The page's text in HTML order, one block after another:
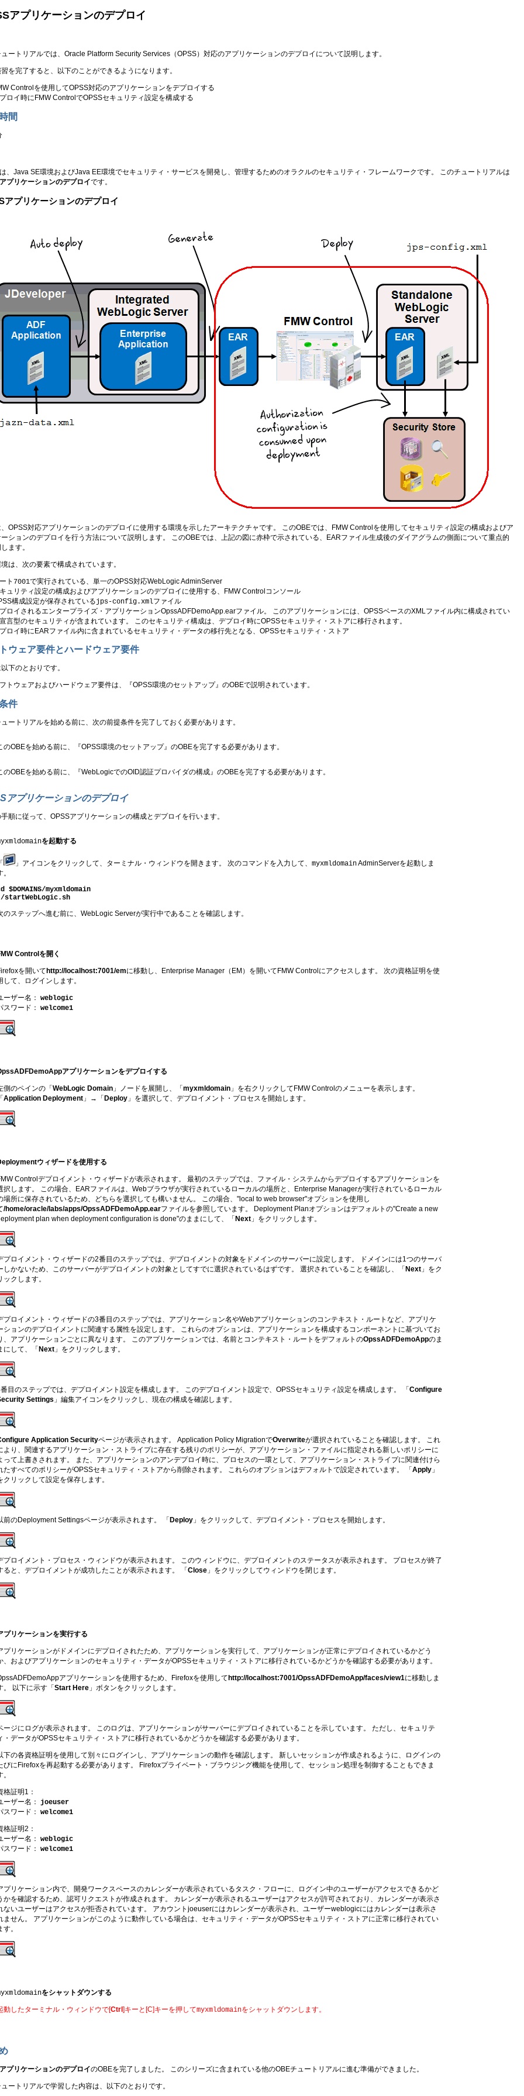
アプリケーションのデプロイ
ートリアルでは、Oracle Platform Security Services（OPSS）対応のアプリケーションのデプロイについて説明します。
を完了すると、以下のことができるようになります。
Controlを使用してOPSS対応のアプリケーションをデプロイする
ロイ時にFMW ControlでOPSSセキュリティ設定を構成する
間
、Java SE環境およびJava EE環境でセキュリティ・サービスを開発し、管理するためのオラクルのセキュリティ・フレームワークです。 このチュートリアルは
プリケーションのデプロイです。
アプリケーションのデプロイ
OPSS対応アプリケーションのデプロイに使用する環境を示したアーキテクチャです。 このOBEでは、FMW Controlを使用してセキュリティ設定の構成およびア
ションのデプロイを行う方法について説明します。 このOBEでは、上記の図に赤枠で示されている、EARファイル生成後のダイアグラムの側面について重点的
ます。
は、次の要素で構成されています。
ト 7001で実行されている、単一のOPSS対応WebLogic AdminServer
ュリティ設定の構成およびアプリケーションのデプロイに使用する、FMW Controlコンソール
構成設定が保存されているjps-config.xmlファイル
ロイされるエンタープライズ・アプリケーションOpssADFDemoApp.earファイル。 このアプリケーションには、OPSSベースのXMLファイル内に構成されてい
言型のセキュリティが含まれています。 このセキュリティ構成は、デプロイ時にOPSSセキュリティ・ストアに移行されます。
ロイ時にEARファイル内に含まれているセキュリティ・データの移行先となる、OPSSセキュリティ・ストア
ウェア要件とハードウェア要件
下のとおりです。
トウェアおよびハードウェア要件は、『OPSS環境のセットアップ』のOBEで説明されています。
件
ートリアルを始める前に、次の前提条件を完了しておく必要があります。
のOBEを始める前に、『OPSS環境のセットアップ』のOBEを完了する必要があります。
のOBEを始める前に、『WebLogicでのOID認証プロバイダの構成』のOBEを完了する必要があります。
アプリケーションのデプロイ
順に従って、OPSSアプリケーションの構成とデプロイを行います。
を起動する
」アイコンをクリックして、ターミナル・ウィンドウを開きます。 次のコマンドを入力して、myxmldomainAdminServerを起動しま
。
$DOMAINS/myxmldomain
startWebLogic.sh
のステップへ進む前に、WebLogic Serverが実行中であることを確認します。
Controlを開く
を開いて http://localhost:7001/emに移動し、Enterprise Manager（EM）を開いてFMW Controlにアクセスします。 次の資格証明を使
して、ログインします。
ーザー名：weblogic
スワード：welcome1
アプリケーションをデプロイする
側のペインの「WebLogic Domain 」ノードを展開し、「myxmldomain 」を右クリックしてFMW Controlのメニューを表示します。
Application Deployment 」→「 Deploy 」を選択して、デプロイメント・プロセスを開始します。
ウィザードを使用する
Controlデプロイメント・ウィザードが表示されます。 最初のステップでは、ファイル・システムからデプロイするアプリケーションを
択します。 この場合、EARファイルは、Webブラウザが実行されているローカルの場所と、Enterprise Managerが実行されているローカル
場所に保存されているため、どちらを選択しても構いません。 この場合、"local to web browser"オプションを使用し
/home/oracle/labs/apps/OpssADFDemoApp.earファイルを参照しています。 Deployment Planオプションはデフォルトの"Create a new
plan when deployment configuration is done"のままにして、「 Next 」をクリックします。
プロイメント・ウィザードの2番目のステップでは、デプロイメントの対象をドメインのサーバーに設定します。 ドメインには1つのサーバ
しかないため、このサーバーがデプロイメントの対象としてすでに選択されているはずです。 選択されていることを確認し、「 Next 」をク
ックします。
プロイメント・ウィザードの3番目のステップでは、アプリケーション名やWebアプリケーションのコンテキスト・ルートなど、アプリケ
ションのデプロイメントに関連する属性を設定します。 これらのオプションは、アプリケーションを構成するコンポーネントに基づいてお
、アプリケーションごとに異なります。 このアプリケーションでは、名前とコンテキスト・ルートをデフォルトのOpssADFDemoAppのま
にして、「 Next 」をクリックします。
目のステップでは、デプロイメント設定を構成します。 このデプロイメント設定で、OPSSセキュリティ設定を構成します。 「Configure
Settings 」編集アイコンをクリックし、現在の構成を確認します。
Application Securityページが表示されます。 Application Policy MigrationでOverwriteが選択されていることを確認します。 これ
より、関連するアプリケーション・ストライプに存在する残りのポリシーが、アプリケーション・ファイルに指定される新しいポリシーに
って上書きされます。 また、アプリケーションのアンデプロイ時に、プロセスの一環として、アプリケーション・ストライプに関連付けら
たすべてのポリシーがOPSSセキュリティ・ストアから削除されます。 これらのオプションはデフォルトで設定されています。 「Apply 」
クリックして設定を保存します。
前のDeployment Settingsページが表示されます。 「 Deploy 」をクリックして、デプロイメント・プロセスを開始します。
プロイメント・プロセス・ウィンドウが表示されます。 このウィンドウに、デプロイメントのステータスが表示されます。 プロセスが終了
ると、デプロイメントが成功したことが表示されます。 「Close 」をクリックしてウィンドウを閉じます。
プリケーションを実行する
プリケーションがドメインにデプロイされたため、アプリケーションを実行して、アプリケーションが正常にデプロイされているかどう
、およびアプリケーションのセキュリティ・データがOPSSセキュリティ・ストアに移行されているかどうかを確認する必要があります。
アプリケーションを使用するため、Firefoxを使用して http://localhost:7001/OpssADFDemoApp/faces/view1に移動しま
。 以下に示す「Start Here 」ボタンをクリックします。
ージにログが表示されます。 このログは、アプリケーションがサーバーにデプロイされていることを示しています。 ただし、セキュリテ
・データがOPSSセキュリティ・ストアに移行されているかどうかを確認する必要があります。
下の各資格証明を使用して別々にログインし、アプリケーションの動作を確認します。 新しいセッションが作成されるように、ログインの
びにFirefoxを再起動する必要があります。 Firefoxプライベート・ブラウジング機能を使用して、セッション処理を制御することもできま
。
格証明1：
ーザー名： joeuser
スワード：welcome1
格証明2：
ーザー名：weblogic
スワード：welcome1
プリケーション内で、開発ワークスペースのカレンダーが表示されているタスク・フローに、ログイン中のユーザーがアクセスできるかど
かを確認するため、認可リクエストが作成されます。 カレンダーが表示されるユーザーはアクセスが許可されており、カレンダーが表示さ
ないユーザーはアクセスが拒否されています。 アカウントjoeuserにはカレンダーが表示され、ユーザーweblogicにはカレンダーは表示さ
ません。 アプリケーションがこのように動作している場合は、セキュリティ・データがOPSSセキュリティ・ストアに正常に移行されてい
す。
をシャットダウンする
動したターミナル・ウィンドウで[Ctrl]キーと[C]キーを押してmyxmldomainをシャットダウンします。
プリケーションのデプロイのOBEを完了しました。 このシリーズに含まれている他のOBEチュートリアルに進む準備ができました。
ートリアルで学習した内容は、以下のとおりです。